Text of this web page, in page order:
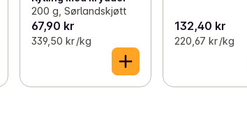
200 g, Sørlandskjøtt
67,90 kr
339,50 kr /kg
132,40 kr
220,67 kr /kg